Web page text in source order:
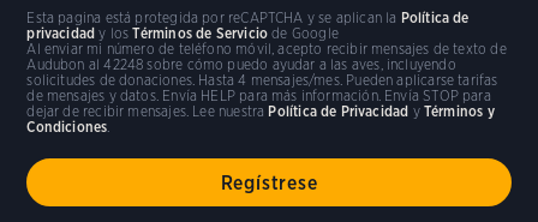
Al enviar mi número de teléfono móvil, acepto recibir mensajes de texto de
Audubon al 42248 sobre cómo puedo ayudar a las aves, incluyendo
solicitudes de donaciones. Hasta 4 mensajes/mes. Pueden aplicarse tarifas
de mensajes y datos. Envía HELP para más información. Envía STOP para
dejar de recibir mensajes. Lee nuestra Política de Privacidad y Términos y
Condiciones.
Esta pagina está protegida por reCAPTCHA y se aplican la Política de
privacidad y losTérminos de Servicio de Google